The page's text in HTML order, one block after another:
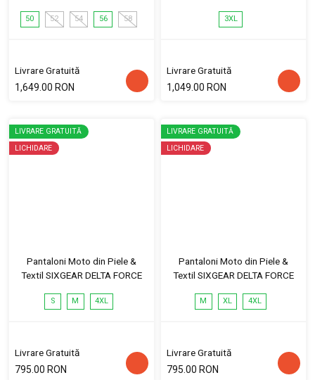
50 52 54 56 58
Livrare Gratuită
1,649.00 RON
3XL
Livrare Gratuită
1,049.00 RON
LIVRARE GRATUITĂ
LICHIDARE
Pantaloni Moto din Piele &
Textil SIXGEAR DELTA FORCE
S M 4XL
Livrare Gratuită
795.00 RON
LIVRARE GRATUITĂ
LICHIDARE
Pantaloni Moto din Piele &
Textil SIXGEAR DELTA FORCE
M XL 4XL
Livrare Gratuită
795.00 RON